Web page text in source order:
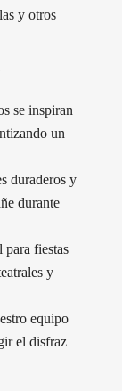
y otros
se inspiran
un
duraderos y
durante
para fiestas
y
equipo
el disfraz